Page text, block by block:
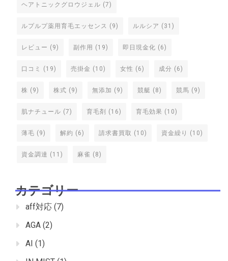
ヘアトニックグロウジェル (7)
ルプルプ薬用育毛エッセンス (9) ルルシア (31)
レビュー (9) 副作用 (19) 即日現金化 (6)
口コミ (19) 売掛金 (10) 女性 (6) 成分 (6)
株 (9) 株式 (9) 無添加 (9) 競艇 (8) 競馬 (9)
肌ナチュール (7) 育毛剤 (16) 育毛効果 (10)
薄毛 (9) 解約 (6) 請求書買取 (10) 資金繰り (10)
資金調達 (11) 麻雀 (8)
カテゴリー
aff対応 (7)
AGA (2)
AI (1)